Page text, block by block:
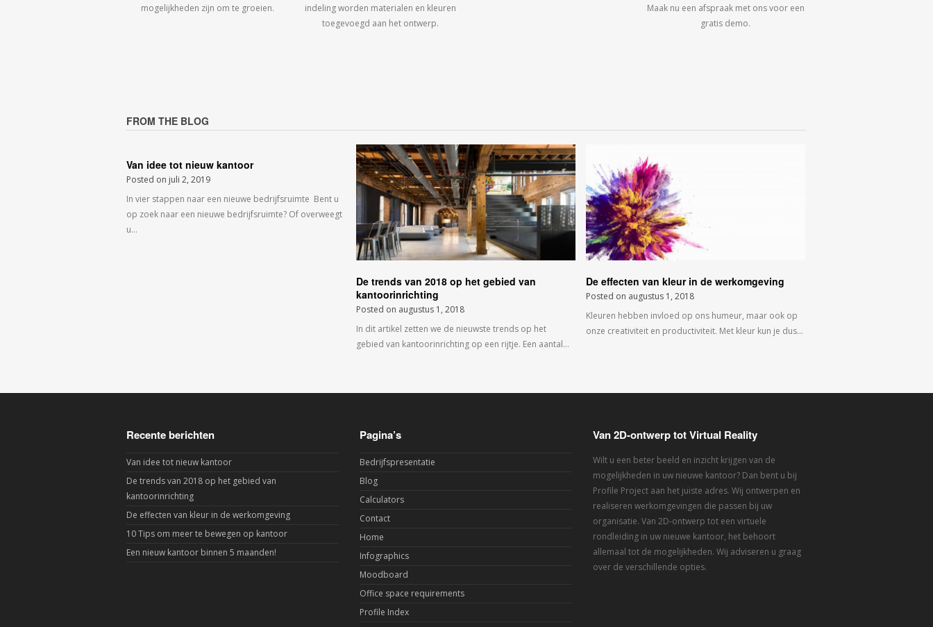
mogelijkheden zijn om te groeien.
indeling worden materialen en kleuren
toegevoegd aan het ontwerp.
Maak nu een afspraak met ons voor een
gratis demo.
FROM THE BLOG
Van idee tot nieuw kantoor
Posted on juli 2, 2019
In vier stappen naar een nieuwe bedrijfsruimte Bent u
op zoek naar een nieuwe bedrijfsruimte? Of overweegt
u…
De trends van 2018 op het gebied van
kantoorinrichting
Posted on augustus 1, 2018
In dit artikel zetten we de nieuwste trends op het
gebied van kantoorinrichting op een rijtje. Een aantal…
De effecten van kleur in de werkomgeving
Posted on augustus 1, 2018
Kleuren hebben invloed op ons humeur, maar ook op
onze creativiteit en productiviteit. Met kleur kun je dus…
Recente berichten
Van idee tot nieuw kantoor
De trends van 2018 op het gebied van
kantoorinrichting
De effecten van kleur in de werkomgeving
10 Tips om meer te bewegen op kantoor
Een nieuw kantoor binnen 5 maanden!
Pagina’s
Bedrijfspresentatie
Blog
Calculators
Contact
Home
Infographics
Moodboard
Office space requirements
Profile Index
Van 2D-ontwerp tot Virtual Reality
Wilt u een beter beeld en inzicht krijgen van de
mogelijkheden in uw nieuwe kantoor? Dan bent u bij
Profile Project aan het juiste adres. Wij ontwerpen en
realiseren werkomgevingen die passen bij uw
organisatie. Van 2D-ontwerp tot een virtuele
rondleiding in uw nieuwe kantoor, het behoort
allemaal tot de mogelijkheden. Wij adviseren u graag
over de verschillende opties.